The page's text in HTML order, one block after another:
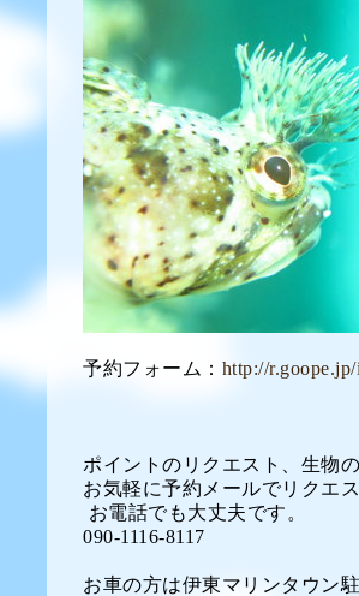
予約フォーム： http://
ポイントのリクエスト、生物
お気軽に予約メールでリクエ
お電話でも大丈夫です。
090-1116-8117
お車の方は伊東マリンタウン